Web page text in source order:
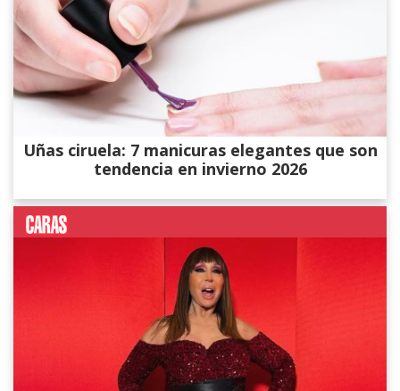
Uñas ciruela: 7 manicuras elegantes que son
tendencia en invierno 2026